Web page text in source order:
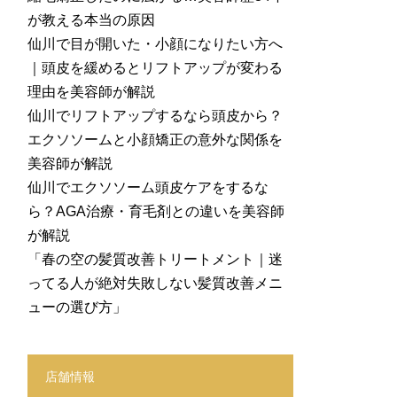
が教える本当の原因
仙川で目が開いた・小顔になりたい方へ
｜頭皮を緩めるとリフトアップが変わる
理由を美容師が解説
仙川でリフトアップするなら頭皮から？
エクソソームと小顔矯正の意外な関係を
美容師が解説
仙川でエクソソーム頭皮ケアをするな
ら？AGA治療・育毛剤との違いを美容師
が解説
「春の空の髪質改善トリートメント｜迷
ってる人が絶対失敗しない髪質改善メニ
ューの選び方」
店舗情報